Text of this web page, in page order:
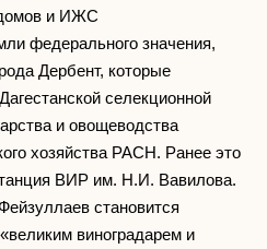
и ИЖС
федерального значения,
Дербент, которые
селекционной
и овощеводства
хозяйства РАСН. Ранее это
ВИР им. Н.И. Вавилова.
становится
виноградарем и